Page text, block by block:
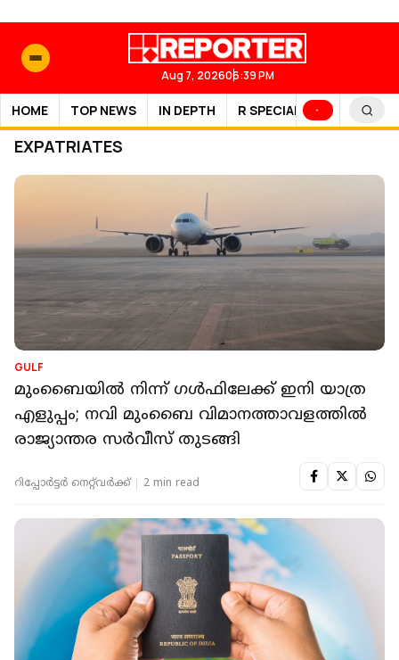
Aug 7, 202606:39 PM
HOME TOP NEWS IN DEPTH R SPECIAL SPORTS
EXPATRIATES
GULF
മുംബൈയിൽ നിന്ന് ഗൾഫിലേക്ക് ഇനി യാത്ര
എളുപ്പം; നവി മുംബൈ വിമാനത്താവളത്തിൽ
രാജ്യാന്തര സർവീസ് തുടങ്ങി
റിപ്പോർട്ടർ നെറ്റ്‌വര്‍ക്ക്‌ 2 min read